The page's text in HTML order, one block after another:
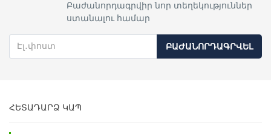
Բաժանորդագրվիր նոր տեղեկություններ
ստանալու համար
ԲԱԺԱՆՈՐԴԱԳՐՎԵԼ
ՀԵՏԱԴԱՐՁ ԿԱՊ